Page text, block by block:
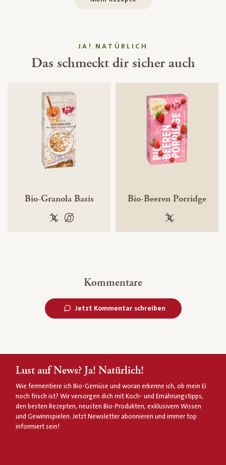
JA! NATÜRLICH
Das schmeckt dir sicher auch
Bio-Granola Basis
100 % gentechnikfrei
100 % palmölfrei
Bio-Beeren Porridge
100 %
Kommentare
Jetzt Kommentar schreiben
Lust auf News? Ja! Natürlich!
Wie fermentiere ich Bio-Gemüse und woran erkenne ich, ob mein Ei
noch frisch ist? Wir versorgen dich mit Koch- und Ernährungstipps,
den besten Rezepten, neusten Bio-Produkten, exklusivem Wissen
und Gewinnspielen. Jetzt Newsletter abonnieren und immer top
informiert sein!